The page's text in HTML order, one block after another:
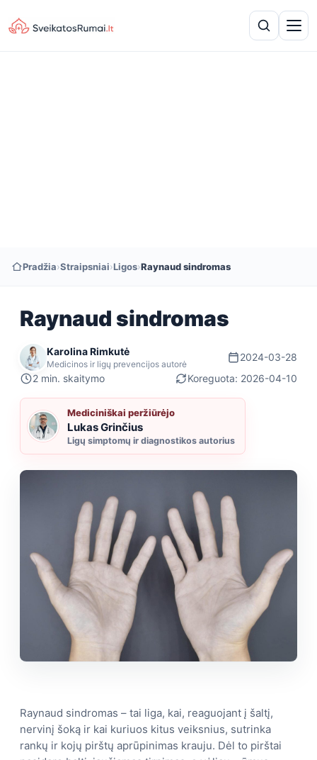
Pradžia›Straipsniai›Ligos›Raynaud sindromas
Raynaud sindromas
Karolina Rimkutė
Medicinos ir ligų prevencijos autorė
2024-03-28
2 min. skaitymo
Koreguota: 2026-04-10
Mediciniškai peržiūrėjo
Lukas Grinčius
Ligų simptomų ir diagnostikos autorius
Raynaud sindromas – tai liga, kai, reaguojant į šaltį,
nervinį šoką ir kai kuriuos kitus veiksnius, sutrinka
rankų ir kojų pirštų aprūpinimas krauju. Dėl to pirštai